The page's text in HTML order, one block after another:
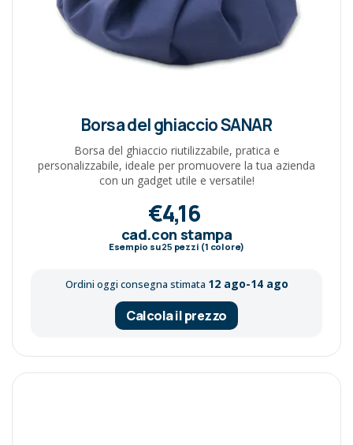
Borsa del ghiaccio SANAR
Borsa del ghiaccio riutilizzabile, pratica e
personalizzabile, ideale per promuovere la tua azienda
con un gadget utile e versatile!
€4,16
cad.con stampa
Esempio su25 pezzi (1 colore)
Ordini oggi consegna stimata 12 ago-14 ago
Calcola il prezzo